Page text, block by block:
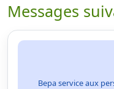
Messages
Bepa service aux